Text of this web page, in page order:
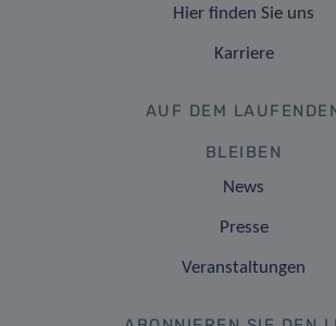
Hier finden Sie uns
Karriere
AUF DEM
BLEIBEN
News
Presse
Veranstaltungen